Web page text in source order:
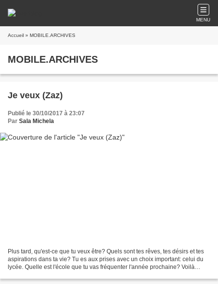
MENU
Accueil » MOBILE.ARCHIVES
MOBILE.ARCHIVES
Je veux (Zaz)
Publié le 30/10/2017 à 23:07
Par Sala Michela
Plus tard, qu'est-ce que tu veux être? Quels sont tes rêves, tes désirs et tes
aspirations dans ta vie? Tu es aux prises avec un choix important: celui du
lycée. Quelle est l'école que tu vas fréquenter l'année prochaine? Voilà